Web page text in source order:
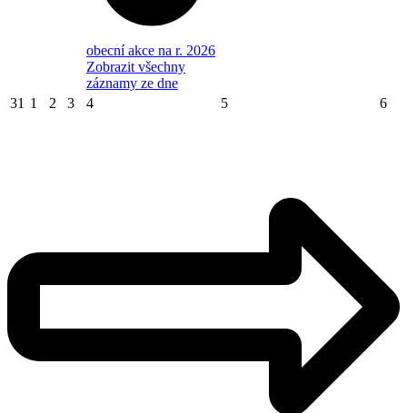
obecní akce na r. 2026
Zobrazit všechny
záznamy ze dne
31 1 2 3 4 5 6